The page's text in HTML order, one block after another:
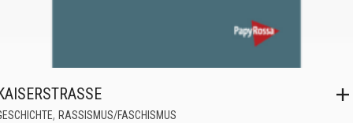
, RASSISMUS/FASCHISMUS